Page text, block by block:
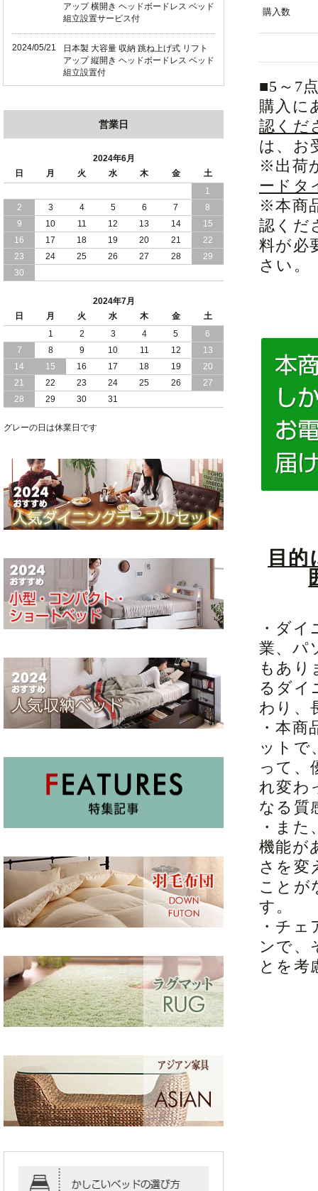
購入数
■5～7
購入に
認くだ
は、お
※出荷
ードタ
※本商
認くだ
料が必
さい。
目
・ダ
業、パ
もあり
るダイ
わり、
・本
ットで
って、
れ変わ
なる質
・ま
機能が
さを変
ことが
す。
・チ
ンで、
とを考
アップ 横開き ヘッドボードレス ベッド
組立設置サービス付
2024/05/21
日本製 大容量 収納 跳ね上げ式 リフト
アップ 縦開き ヘッドボードレス ベッド
組立設置付
ド 組立設置 付き
日本製 収納 跳ね上げ式 リフトアップ
ベッド 縦開き ヘッドボード 組立設置サ
ービス付き
2024/04/23
すのこ の 床板 簡単 軽い コンパクトな
大容量 収納 跳ね上げ式 ベッド
2024/03/28
おすすめ クイーン キング ワイドキング
サイズ で 通気性ある すのこ仕様 大容
畳 仕様 で 敷き布団 が使える 引き出し
収納 付き 大容量 チェスト ベッド 日本
製 ヘッドボードなし
2024/02/23
畳 の 床面 で 敷き布団 で 寝られる 引き
出し 収納庫 付 大容量 チェスト ベッド
日本製
し 収納庫 付き チェスト ベッド 日本製
営業日
2024年6月
日
月 火 水 木 金
土
1
2
3 4 5 6 7
8
9
10 11 12 13 14
15
16
17 18 19 20 21
22
23
24 25 26 27 28
29
30
2024年7月
日
月 火 水 木 金
土
1
2 3 4 5
6
7
8 9 10 11 12
13
14
15 16 17 18 19
20
21
22 23 24 25 26
27
28
29 30 31
グレーの日は休業日です